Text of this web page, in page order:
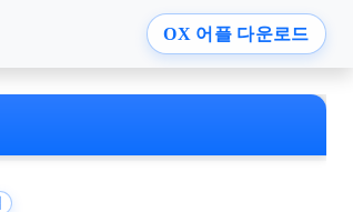
OX 어플 다운로드